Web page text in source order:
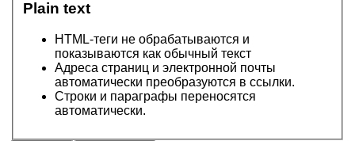
Plain text
HTML-теги не обрабатываются и
показываются как обычный текст
Адреса страниц и электронной почты
автоматически преобразуются в ссылки.
Строки и параграфы переносятся
автоматически.